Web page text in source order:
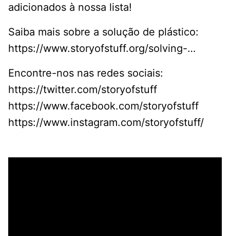
adicionados à nossa lista!
Saiba mais sobre a solução de plástico:
https://www.storyofstuff.org/solving-…
Encontre-nos nas redes sociais:
https://twitter.com/storyofstuff
https://www.facebook.com/storyofstuff
https://www.instagram.com/storyofstuff/